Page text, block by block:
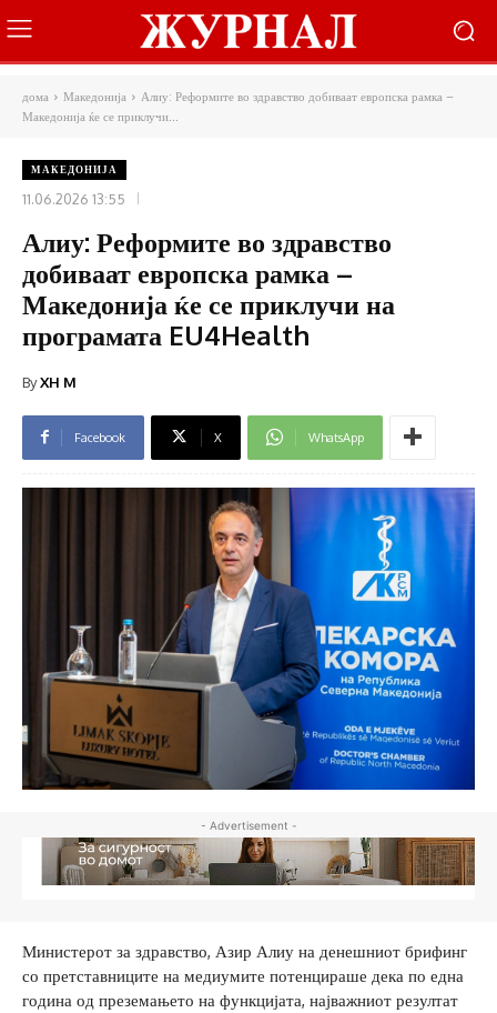
дома Македонија
Алиу: Реформите во здравство добиваат европска рамка –
Македонија ќе се приклучи...
МАКЕДОНИЈА
11.06.2026 13:55
Алиу: Реформите во здравство
добиваат европска рамка –
Македонија ќе се приклучи на
програмата EU4Health
ByXH M
Facebook X WhatsApp
- Advertisement -
Министерот за здравство, Азир Алиу на денешниот брифинг
со претставниците на медиумите потенцираше дека по една
година од преземањето на функцијата, најважниот резултат